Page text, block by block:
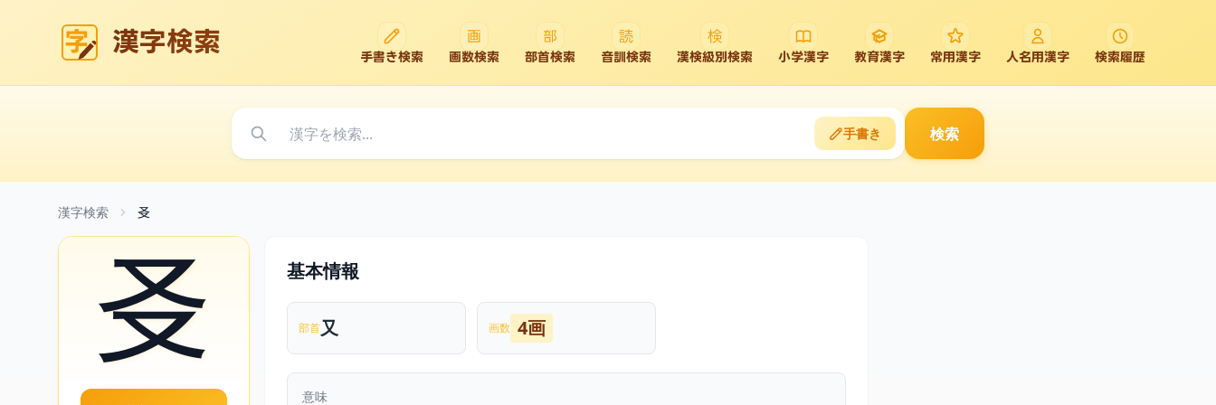
漢字検索 手書き検索 画数検索 部首検索 音訓検索 漢検級別検索 小学漢字 教育漢字 常用漢字 人名用漢字 検索履歴
手書き 検索
漢字検索 㕛
㕛 基本情報
部首又 画数 4画
意味